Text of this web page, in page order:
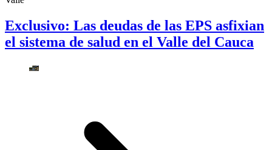
Exclusivo: Las deudas de las EPS asfixian
el sistema de salud en el Valle del Cauca